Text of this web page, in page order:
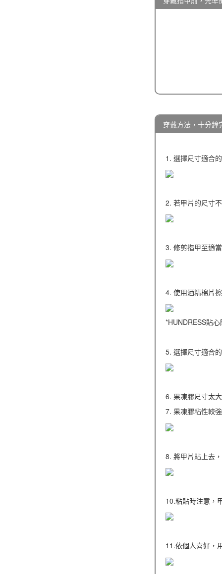
穿戴方法，十分鐘
1. 選擇尺寸適合
2. 若甲片的尺寸
3. 修剪指甲至適
4. 使用酒精棉片
*HUNDRESS貼
5. 選擇尺寸適合
6. 果凍膠尺寸太
7. 果凍膠粘性較
8. 將甲片貼上去
10.粘貼時注意，
11.依個人喜好，